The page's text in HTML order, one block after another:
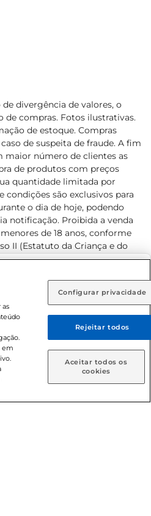
(GO)
Ou
informe como deseja receber
Retire em Loja
divergência de valores, o
de compras. Fotos ilustrativas.
de estoque. Compras
de suspeita de fraude. A fim
maior número de clientes as
de produtos com preços
quantidade limitada por
condições são exclusivos para
o dia de hoje, podendo
notificação. Proibida a venda
de 18 anos, conforme
II (Estatuto da Criança e do
exclusivos para o
as compras on-line é de R$
Todos os direitos
Prezunic.
as
em
Configurar privacidade
Rejeitar todos
Aceitar todos os
cookies